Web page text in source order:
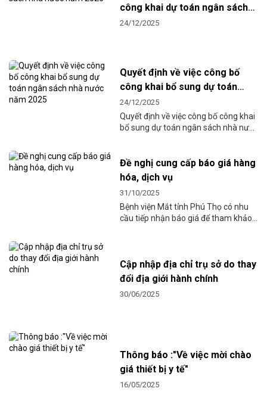
công khai dự toán ngân sách
nhà nước năm 2026
24/12/2025
Quyết định về việc công bố
công khai bổ sung dự toán
ngân sách nhà nước năm 2025
24/12/2025
Quyết định về việc công bố công khai
bổ sung dự toán ngân sách nhà nước
Đề nghị cung cấp báo giá hàng
hóa, dịch vụ
31/10/2025
Bệnh viện Mắt tỉnh Phú Thọ có nhu
cầu tiếp nhận báo giá để tham khảo,
Cập nhập địa chỉ trụ sở do thay
đổi địa giới hành chính
30/06/2025
Thông báo :"Về việc mời chào
giá thiết bị y tế"
16/05/2025